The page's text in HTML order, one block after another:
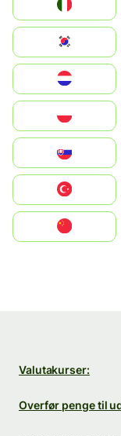
South Korea
United States
中國香港特別行政區
Valutakurser:
Overfør penge til